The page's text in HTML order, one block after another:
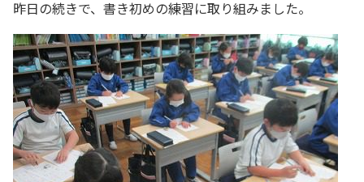
昨日の続きで、書き初めの練習に取り組みました。